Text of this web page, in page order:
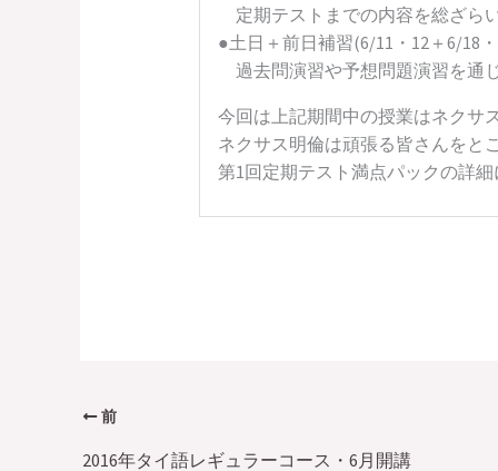
定期テストまでの内容を総ざら
●土日＋前日補習(6/11・12＋6/18
過去問演習や予想問題演習を通
今回は上記期間中の授業はネクサ
ネクサス明倫は頑張る皆さんをと
第1回定期テスト満点パックの詳
前
2016年タイ語レギュラーコース・6月開講